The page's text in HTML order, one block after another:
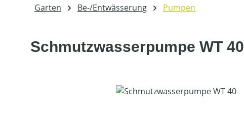
Garten Be-/Entwässerung Pumpen
Schmutzwasserpumpe WT 40
Bildergalerie überspringen